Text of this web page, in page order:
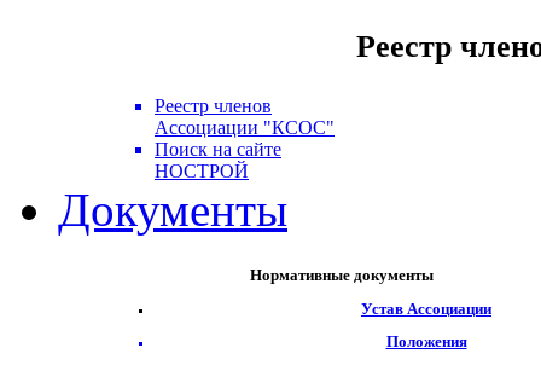
Реестр
Реестр членов
Ассоциации "КСОС"
Поиск на сайте
НОСТРОЙ
Документы
Нормативные документы
Устав Ассоциации
Положения